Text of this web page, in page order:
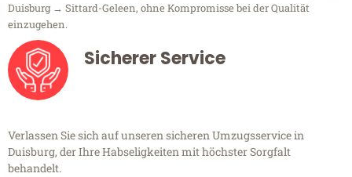
Duisburg → Sittard-Geleen, ohne Kompromisse bei der Qualität
einzugehen.
Sicherer Service
Verlassen Sie sich auf unseren sicheren Umzugsservice in
Duisburg, der Ihre Habseligkeiten mit höchster Sorgfalt
behandelt.